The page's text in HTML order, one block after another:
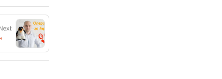
Next